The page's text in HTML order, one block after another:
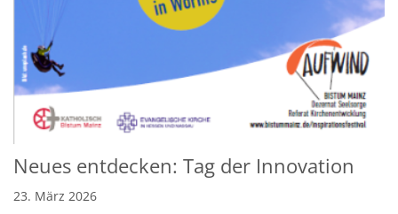
Neues entdecken: Tag der Innovation
23. März 2026